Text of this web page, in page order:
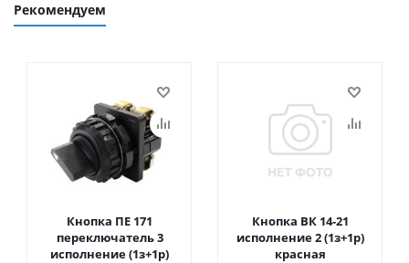
Рекомендуем
Кнопка ПЕ 171
переключатель 3
исполнение (1з+1р)
Кнопка ВК 14-21
исполнение 2 (1з+1р)
красная